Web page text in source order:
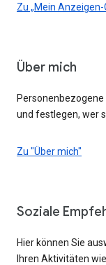
Zu „Mein Anzeigen-
Über mich
und festlegen, wer
Zu "Über mich"
Soziale
Hier können Sie
Ihren Aktivitäten